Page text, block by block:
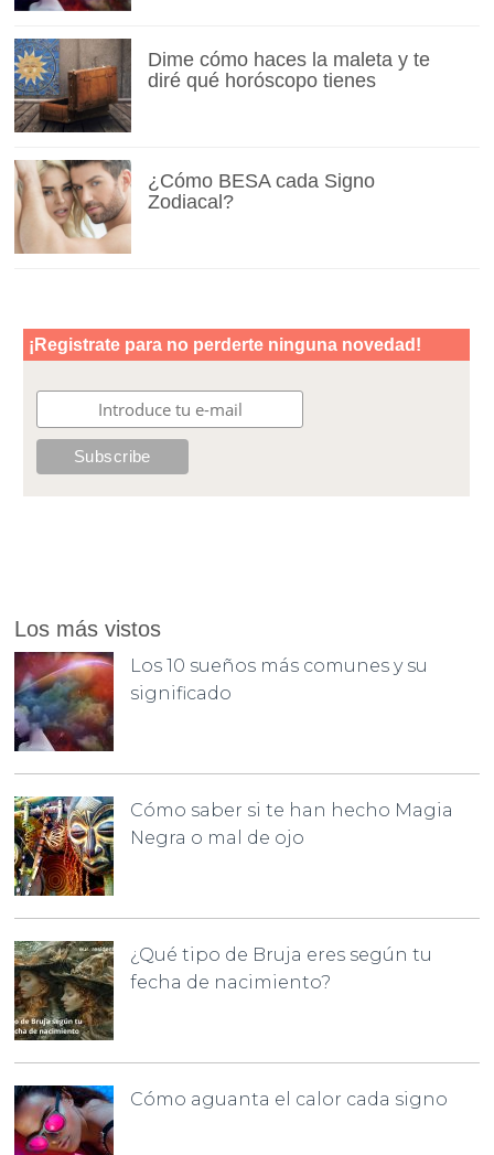
Dime cómo haces la maleta y te
diré qué horóscopo tienes
¿Cómo BESA cada Signo
Zodiacal?
Los más vistos
Los 10 sueños más comunes y su
significado
Cómo saber si te han hecho Magia
Negra o mal de ojo
¿Qué tipo de Bruja eres según tu
fecha de nacimiento?
Cómo aguanta el calor cada signo